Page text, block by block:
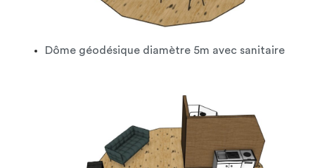
Dôme géodésique diamètre 5m avec sanitaire